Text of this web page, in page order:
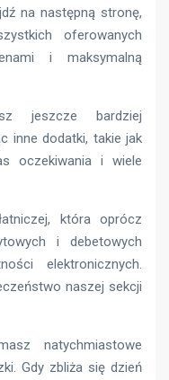
na następną stronę,
oferowanych
i maksymalną
jeszcze bardziej
inne dodatki, takie jak
oczekiwania i wiele
która oprócz
i debetowych
elektronicznych.
naszej sekcji
natychmiastowe
Gdy zbliża się dzień